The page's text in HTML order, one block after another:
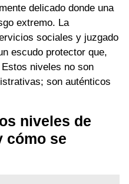
delicado donde una
extremo. La
sociales y juzgado
escudo protector que,
niveles no son
son auténticos
niveles de
cómo se